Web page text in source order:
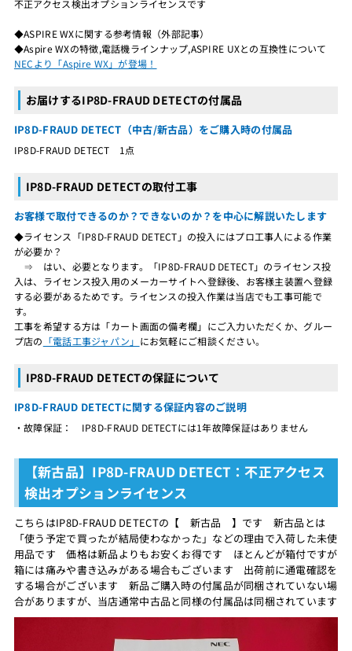
不正アクセス検出オプションライセンスです
◆ASPIRE WXに関する参考情報（外部記事）
◆Aspire WXの特徴,電話機ラインナップ,ASPIRE UXとの互換性について
NECより「Aspire WX」が登場！
お届けするIP8D-FRAUD DETECTの付属品
IP8D-FRAUD DETECT（中古/新古品）をご購入時の付属品
IP8D-FRAUD DETECT 1点
IP8D-FRAUD DETECTの取付工事
お客様で取付できるのか？できないのか？を中心に解説いたします
◆ライセンス「IP8D-FRAUD DETECT」の投入にはプロ工事人による作業
が必要か？
⇒ はい、必要となります。「IP8D-FRAUD DETECT」のライセンス投
入は、ライセンス投入用のメーカーサイトへ登録後、お客様主装置へ登録
する必要があるためです。ライセンスの投入作業は当店でも工事可能で
す。
工事を希望する方は「カート画面の備考欄」にご入力いただくか、グルー
プ店の 「電話工事ジャパン」 にお気軽にご相談ください。
IP8D-FRAUD DETECTの保証について
IP8D-FRAUD DETECTに関する保証内容のご説明
・故障保証： IP8D-FRAUD DETECTには1年故障保証はありません
【新古品】IP8D-FRAUD DETECT：不正アクセス
検出オプションライセンス
こちらはIP8D-FRAUD DETECTの【 新古品 】です 新古品とは
「使う予定で買ったが結局使わなかった」などの理由で入荷した未使
用品です 価格は新品よりもお安くお得です ほとんどが箱付ですが
箱には痛みや書き込みがある場合もございます 出荷前に通電確認を
する場合がございます 新品ご購入時の付属品が同梱されていない場
合がありますが、当店通常中古品と同様の付属品は同梱されています